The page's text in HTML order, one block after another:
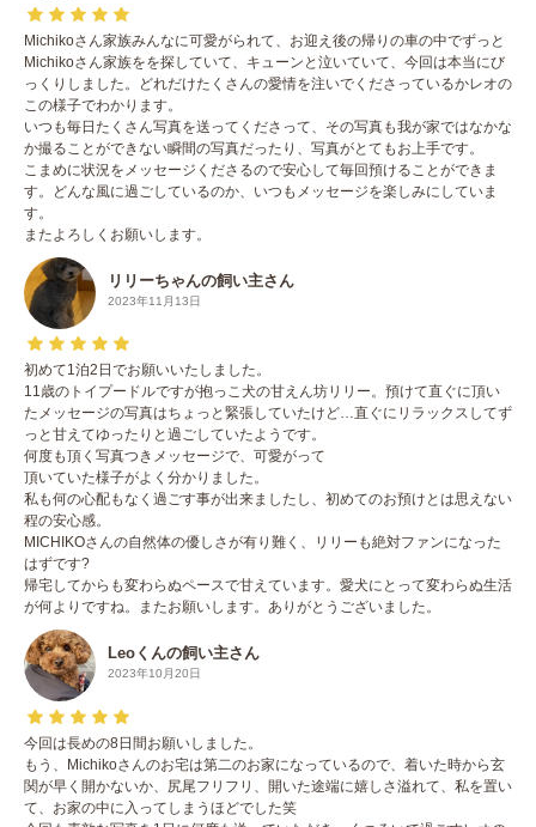
Michikoさん家族みんなに可愛がられて、お迎え後の帰りの車の中でずっと
Michikoさん家族をを探していて、キューンと泣いていて、今回は本当にび
っくりしました。どれだけたくさんの愛情を注いでくださっているかレオの
この様子でわかります。
いつも毎日たくさん写真を送ってくださって、その写真も我が家ではなかな
か撮ることができない瞬間の写真だったり、写真がとてもお上手です。
こまめに状況をメッセージくださるので安心して毎回預けることができま
す。どんな風に過ごしているのか、いつもメッセージを楽しみにしていま
す。
またよろしくお願いします。
リリーちゃんの飼い主さん
2023年11月13日
初めて1泊2日でお願いいたしました。
11歳のトイプードルですが抱っこ犬の甘えん坊リリー。預けて直ぐに頂い
たメッセージの写真はちょっと緊張していたけど…直ぐにリラックスしてず
っと甘えてゆったりと過ごしていたようです。
何度も頂く写真つきメッセージで、可愛がって
頂いていた様子がよく分かりました。
私も何の心配もなく過ごす事が出来ましたし、初めてのお預けとは思えない
程の安心感。
MICHIKOさんの自然体の優しさが有り難く、リリーも絶対ファンになった
はずです?
帰宅してからも変わらぬペースで甘えています。愛犬にとって変わらぬ生活
が何よりですね。またお願いします。ありがとうございました。
Leoくんの飼い主さん
2023年10月20日
今回は長めの8日間お願いしました。
もう、Michikoさんのお宅は第二のお家になっているので、着いた時から玄
関が早く開かないか、尻尾フリフリ、開いた途端に嬉しさ溢れて、私を置い
て、お家の中に入ってしまうほどでした笑